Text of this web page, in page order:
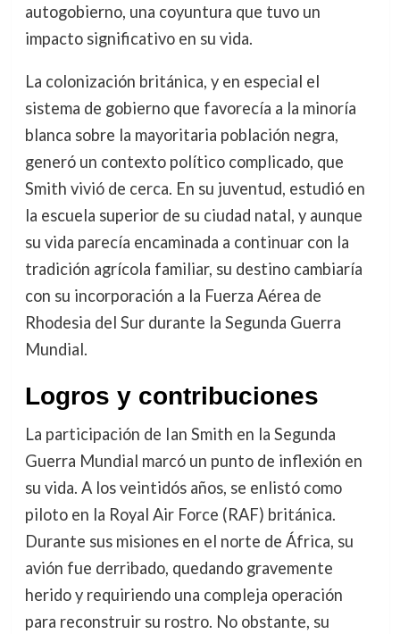
autogobierno, una coyuntura que tuvo un
impacto significativo en su vida.
La colonización británica, y en especial el
sistema de gobierno que favorecía a la minoría
blanca sobre la mayoritaria población negra,
generó un contexto político complicado, que
Smith vivió de cerca. En su juventud, estudió en
la escuela superior de su ciudad natal, y aunque
su vida parecía encaminada a continuar con la
tradición agrícola familiar, su destino cambiaría
con su incorporación a la Fuerza Aérea de
Rhodesia del Sur durante la Segunda Guerra
Mundial.
Logros y contribuciones
La participación de Ian Smith en la Segunda
Guerra Mundial marcó un punto de inflexión en
su vida. A los veintidós años, se enlistó como
piloto en la Royal Air Force (RAF) británica.
Durante sus misiones en el norte de África, su
avión fue derribado, quedando gravemente
herido y requiriendo una compleja operación
para reconstruir su rostro. No obstante, su